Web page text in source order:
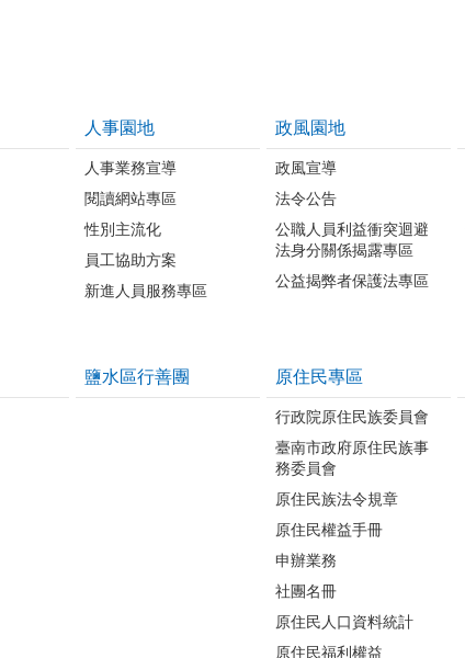
人事園地
人事業務宣導
閱讀網站專區
性別主流化
員工協助方案
新進人員服務專區
政風園地
政風宣導
法令公告
公職人員利益衝突迴避
法身分關係揭露專區
公益揭弊者保護法專區
鹽水區行善團 原住民專區
行政院原住民族委員會
臺南市政府原住民族事
務委員會
原住民族法令規章
原住民權益手冊
申辦業務
社團名冊
原住民人口資料統計
原住民福利權益